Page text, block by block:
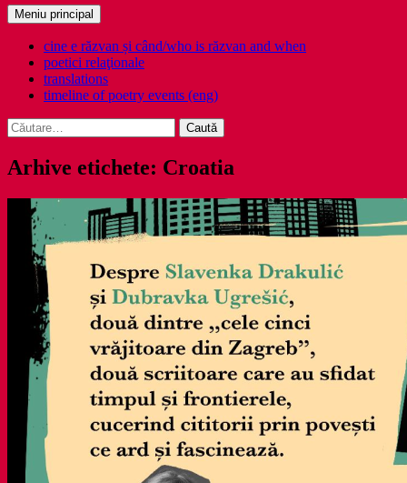
Caută
Meniu principal
cine e răzvan și când/who is răzvan and when
poetici relaţionale
translations
timeline of poetry events (eng)
Caută
după:
Arhive etichete: Croatia